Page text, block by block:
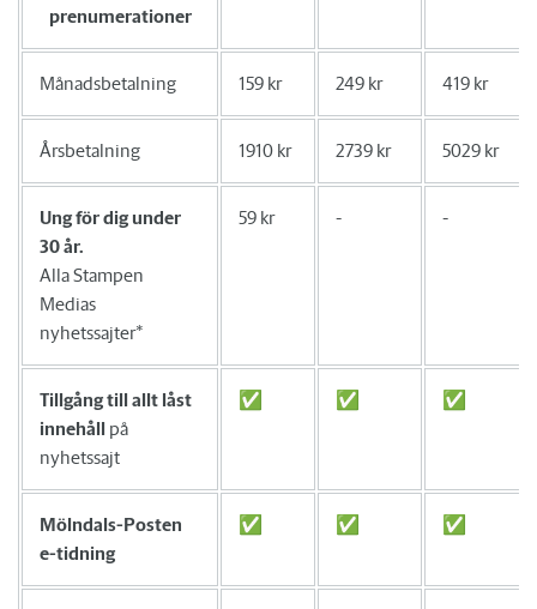
prenumerationer
Månadsbetalning 159 kr 249 kr 419 kr
Årsbetalning 1910 kr 2739 kr 5029 kr
Ungför dig under
30 år.
Alla Stampen
Medias
nyhetssajter*
59 kr - -
Tillgång till allt låst
innehåll på
nyhetssajt
✅ ✅ ✅
Mölndals-Posten
e-tidning
✅ ✅ ✅